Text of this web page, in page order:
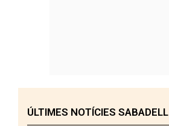
ÚLTIMES NOTÍCIES SABADELL